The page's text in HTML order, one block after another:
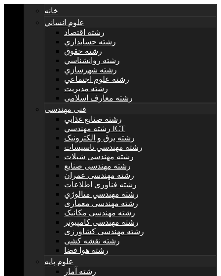
خانه
علوم انساني
رشته اقتصاد
رشته حسابداري
رشته حقوق
رشته روانشناسي
رشته شهرسازي
رشته علوم اجتماعي
رشته مديريت
رشته معارف اسلامی
فنی مهندسی
رشته صنايع غذايي
رشته مهندسي ICT
رشته برق و الکترونيک
رشته مهندسي تاسيسات
رشته مهندسی شیلات
رشته مهندسی صنایع
رشته مهندسی عمران
رشته فناوری اطلاعات
رشته مهندسي متالوژي
رشته مهندسی معماری
رشته مهندسی مکانیک
رشته مهندسی کامپیوتر
رشته مهندسی کشاورزی
رشته نقشه کشی
رشته هوا فضا
علوم پایه
رشته آمار